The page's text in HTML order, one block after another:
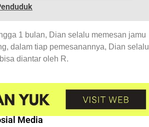
1 bulan, Dian selalu memesan jamu
dalam tiap pemesanannya, Dian selalu
diantar oleh R.
Media